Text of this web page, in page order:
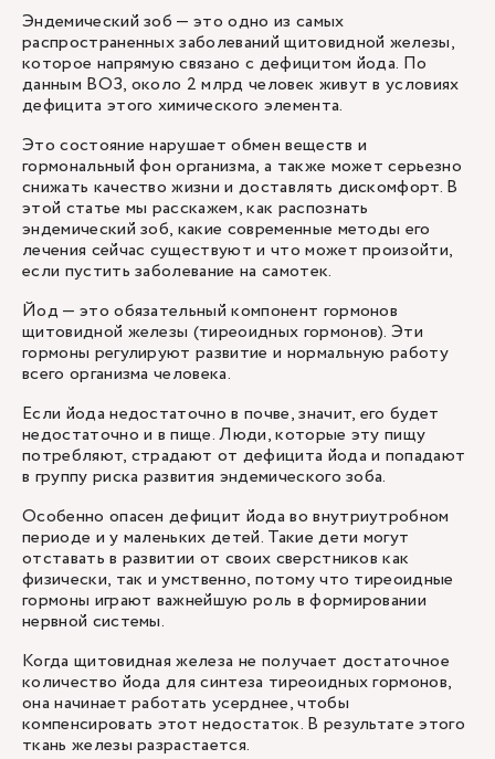
Эндемический зоб — это одно из самых
распространенных заболеваний щитовидной железы,
которое напрямую связано с дефицитом йода. По
данным ВОЗ, около 2 млрд человек живут в условиях
дефицита этого химического элемента.
Это состояние нарушает обмен веществ и
гормональный фон организма, а также может серьезно
снижать качество жизни и доставлять дискомфорт. В
этой статье мы расскажем, как распознать
эндемический зоб, какие современные методы его
лечения сейчас существуют и что может произойти,
если пустить заболевание на самотек.
Йод — это обязательный компонент гормонов
щитовидной железы (тиреоидных гормонов). Эти
гормоны регулируют развитие и нормальную работу
всего организма человека.
Если йода недостаточно в почве, значит, его будет
недостаточно и в пище. Люди, которые эту пищу
потребляют, страдают от дефицита йода и попадают
в группу риска развития эндемического зоба.
Особенно опасен дефицит йода во внутриутробном
периоде и у маленьких детей. Такие дети могут
отставать в развитии от своих сверстников как
физически, так и умственно, потому что тиреоидные
гормоны играют важнейшую роль в формировании
нервной системы.
Когда щитовидная железа не получает достаточное
количество йода для синтеза тиреоидных гормонов,
она начинает работать усерднее, чтобы
компенсировать этот недостаток. В результате этого
ткань железы разрастается.